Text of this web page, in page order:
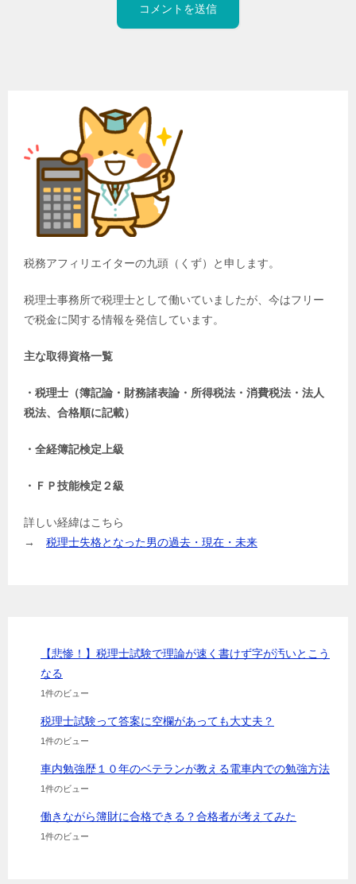
税務アフィリエイターの九頭（くず）と申します。
税理士事務所で税理士として働いていましたが、今はフリー
で税金に関する情報を発信しています。
主な取得資格一覧
・税理士（簿記論・財務諸表論・所得税法・消費税法・法人
税法、合格順に記載）
・全経簿記検定上級
・ＦＰ技能検定２級
詳しい経緯はこちら
→ 税理士失格となった男の過去・現在・未来
【悲惨！】税理士試験で理論が速く書けず字が汚いとこう
なる
1件のビュー
税理士試験って答案に空欄があっても大丈夫？
1件のビュー
車内勉強歴１０年のベテランが教える電車内での勉強方法
1件のビュー
働きながら簿財に合格できる？合格者が考えてみた
1件のビュー